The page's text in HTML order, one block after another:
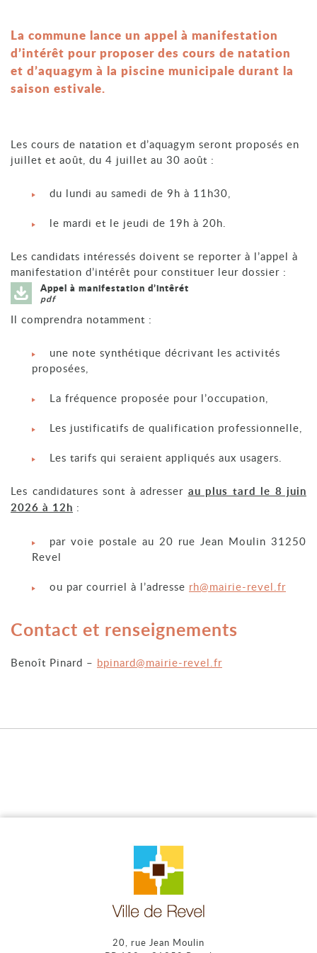
La commune lance un appel à manifestation
d’intérêt pour proposer des cours de natation
et d’aquagym à la piscine municipale durant la
saison estivale.
Les cours de natation et d’aquagym seront proposés en
juillet et août, du 4 juillet au 30 août :
du lundi au samedi de 9h à 11h30,
le mardi et le jeudi de 19h à 20h.
Les candidats intéressés doivent se reporter à l’appel à
manifestation d’intérêt pour constituer leur dossier :
Appel à manifestation d’intêrét
pdf
Il comprendra notamment :
une note synthétique décrivant les activités
proposées,
La fréquence proposée pour l’occupation,
Les justificatifs de qualification professionnelle,
Les tarifs qui seraient appliqués aux usagers.
Les candidatures sont à adresser au plus tard le 8 juin
2026 à 12h :
par voie postale au 20 rue Jean Moulin 31250
Revel
ou par courriel à l’adresse rh@mairie-revel.fr
Contact et renseignements
Benoît Pinard – bpinard@mairie-revel.fr
20, rue Jean Moulin